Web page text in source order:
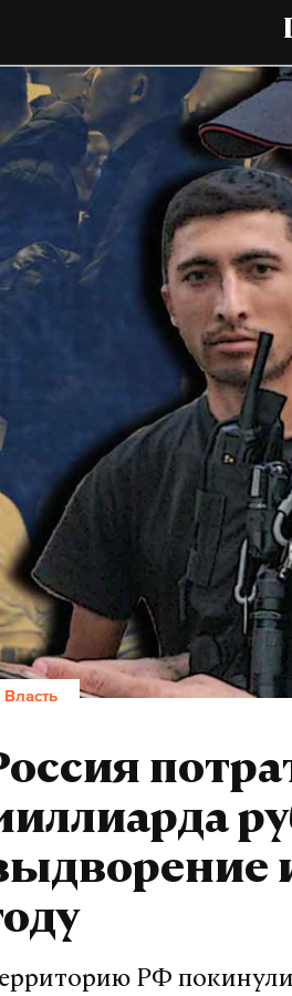
Власть
РФ